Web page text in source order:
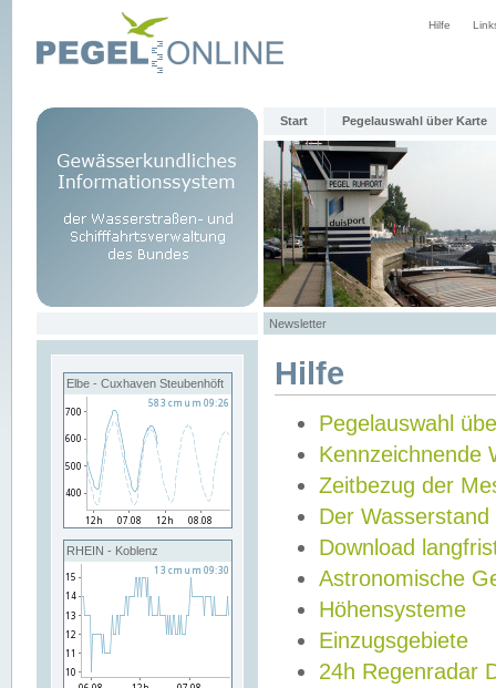
Hilfe
Start Pegelauswahl über Karte
Newsletter
Elbe - Cuxhaven Steubenhöft
RHEIN - Koblenz
Hilfe
Pegelauswahl
Kennzeichnende
Zeitbezug der
Der Wasserstand
Download
Astronomische
Höhensysteme
Einzugsgebiete
24h Regenradar